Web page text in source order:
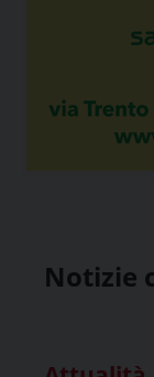
Notizie